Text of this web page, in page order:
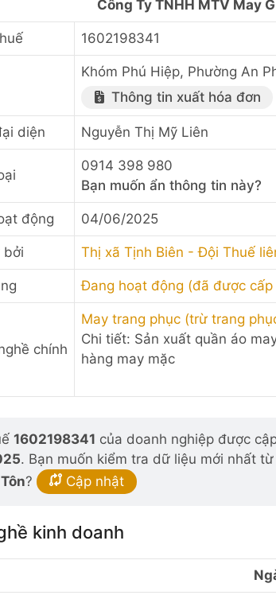
Công Ty TNHH MTV May
1602198341
Khóm Phú Hiệp, Phường An
Thông tin xuất hóa đơn
diện Nguyễn Thị Mỹ Liên
0914 398 980
Bạn muốn ẩn thông tin này?
động 04/06/2025
bởi Thị xã Tịnh Biên - Đội Thuế
Đang hoạt động (đã được cấp
chính
May trang phục (trừ trang
Chi tiết: Sản xuất quần áo
hàng may mặc
1602198341 của doanh nghiệp được
. Bạn muốn kiểm tra dữ liệu mới nhất từ
? Cập nhật
kinh doanh